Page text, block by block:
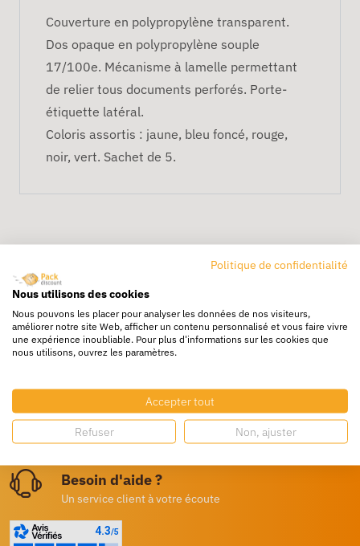
Couverture en polypropylène transparent.
Dos opaque en polypropylène souple
17/100e. Mécanisme à lamelle permettant
de relier tous documents perforés. Porte-
étiquette latéral.
Coloris assortis : jaune, bleu foncé, rouge,
noir, vert. Sachet de 5.
Livraison rapide
24/72h partout en europe
Dès 250€ HT d’achat
Destockage
Profitez de prix bas toute l’année
Besoin d'aide ?
Un service client à votre écoute
Politique de confidentialité
Nous utilisons des cookies
Nous pouvons les placer pour analyser les données de nos visiteurs,
améliorer notre site Web, afficher un contenu personnalisé et vous faire vivre
une expérience inoubliable. Pour plus d'informations sur les cookies que
nous utilisons, ouvrez les paramètres.
Accepter tout
Refuser Non, ajuster